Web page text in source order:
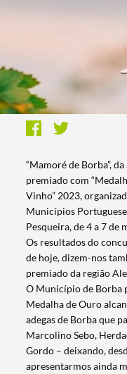
“Mamoré de Borba”,
premiado com
Vinho” 2023,
Municípios
Pesqueira, de 4 a 7 de
Os resultados do
de hoje, dizem-nos
premiado da região
O Município de Borba
Medalha de Ouro
adegas de Borba que
Marcolino Sebo,
Gordo – deixando,
apresentarmos ainda